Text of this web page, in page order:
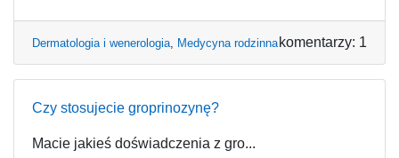
Dermatologia i wenerologia, Medycyna rodzinna komentarzy: 1
Czy stosujecie groprinozynę?
Macie jakieś doświadczenia z gro...